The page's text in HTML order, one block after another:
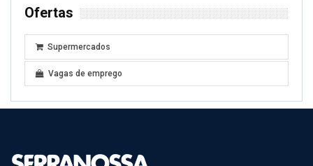
Ofertas
Supermercados
Vagas de emprego